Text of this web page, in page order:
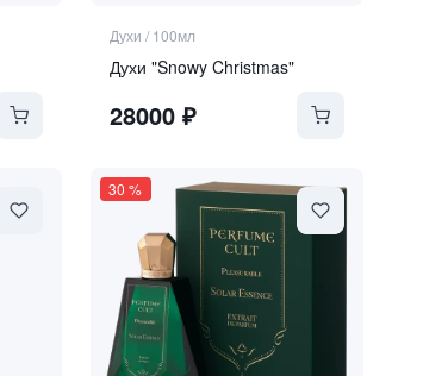
Духи / 100мл
Духи "Snowy Christmas"
28000₽
30 %